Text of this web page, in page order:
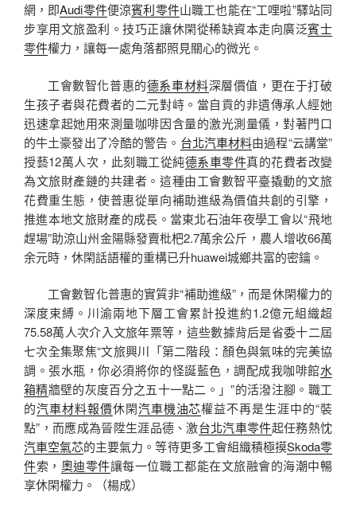
網，即Audi零件便涼賓利零件山職工也能在“工哩啦”驛站同
步享用文旅盈利。技巧正讓休閑從稀缺資本走向廣泛賓士
零件權力，讓每一處角落都照見關心的微光。
工會數智化普惠的德系車材料深層價值，更在于打破
生孩子者與花費者的二元對峙。當自貢的非遺傳承人經她
迅速拿起她用來測量咖啡因含量的激光測量儀，對著門口
的牛土豪發出了冷酷的警告。 台北汽車材料由過程“云講堂”
授藝12萬人次，此刻職工從純德系車零件真的花費者改變
為文旅財產鏈的共建者。這種由工會數智平臺撬動的文旅
花費重生態，使普惠從單向補助進級為價值共創的引擎，
推進本地文旅財產的成長。當東北石油年夜學工會以“飛地
趕場”助涼山州金陽縣發賣枇杷2.7萬余公斤，農人增收66萬
余元時，休閑話語權的重構已升huawei城鄉共富的密鑰。
工會數智化普惠的實質非“補助進級”，而是休閑權力的
深度束縛。川渝兩地下層工會累計投進約1.2億元組織超
75.58萬人次介入文旅年票等，這些數據背后是省委十二屆
七次全集聚焦“文旅興川「第二階段：顏色與氣味的完美協
調。張水瓶，你必須將你的怪誕藍色，調配成我咖啡館水
箱精牆壁的灰度百分之五十一點二。」”的活潑注腳。職工
的汽車材料報價休閑汽車機油芯權益不再是生涯中的“裝
點”，而應成為晉陞生涯品德、激台北汽車零件起任務熱忱
汽車空氣芯的主要氣力。等待更多工會組織積極摸Skoda零
件索， 奧迪零件讓每一位職工都能在文旅融會的海潮中暢
享休閑權力。（楊成）